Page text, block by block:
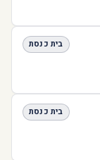
בית כנסת
בית כנסת